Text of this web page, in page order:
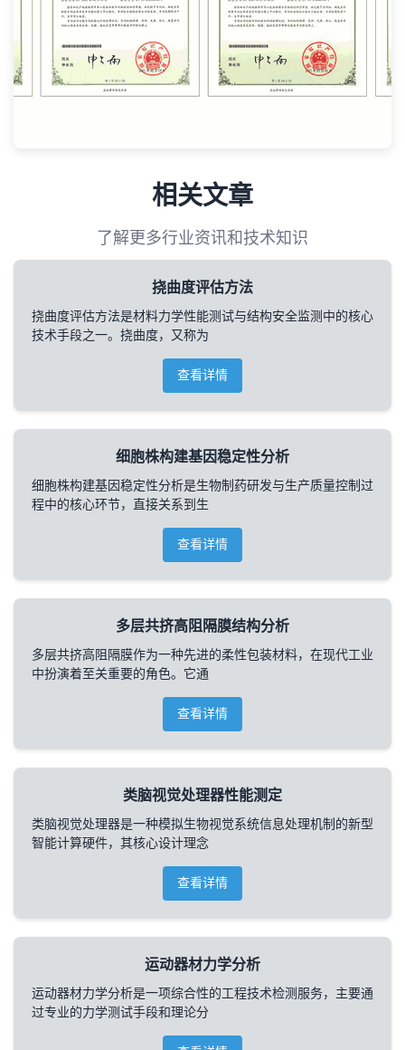
相关文章
了解更多行业资讯和技术知识
挠曲度评估方法
挠曲度评估方法是材料力学性能测试与结构安全监测中的核心
技术手段之一。挠曲度，又称为
查看详情
细胞株构建基因稳定性分析
细胞株构建基因稳定性分析是生物制药研发与生产质量控制过
程中的核心环节，直接关系到生
查看详情
多层共挤高阻隔膜结构分析
多层共挤高阻隔膜作为一种先进的柔性包装材料，在现代工业
中扮演着至关重要的角色。它通
查看详情
类脑视觉处理器性能测定
类脑视觉处理器是一种模拟生物视觉系统信息处理机制的新型
智能计算硬件，其核心设计理念
查看详情
运动器材力学分析
运动器材力学分析是一项综合性的工程技术检测服务，主要通
过专业的力学测试手段和理论分